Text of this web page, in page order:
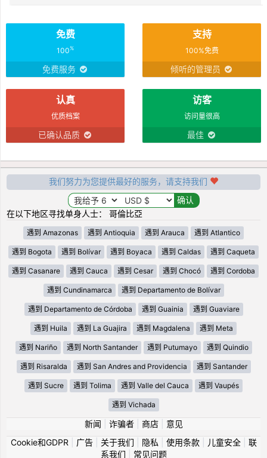
免费
100%
免费服务
支持
100%免费
倾听的管理员
认真
优质档案
已确认品质
访客
访问量很高
最佳
我们努力为您提供最好的服务，请支持我们
在以下地区寻找单身人士： 哥倫比亞
遇到 Amazonas 遇到 Antioquia 遇到 Arauca 遇到 Atlantico
遇到 Bogota 遇到 Bolívar 遇到 Boyaca 遇到 Caldas 遇到 Caqueta
遇到 Casanare 遇到 Cauca 遇到 Cesar 遇到 Chocó 遇到 Cordoba
遇到 Cundinamarca 遇到 Departamento de Bolívar
遇到 Departamento de Córdoba 遇到 Guainia 遇到 Guaviare
遇到 Huila 遇到 La Guajira 遇到 Magdalena 遇到 Meta
遇到 Nariño 遇到 North Santander 遇到 Putumayo 遇到 Quindio
遇到 Risaralda 遇到 San Andres and Providencia 遇到 Santander
遇到 Sucre 遇到 Tolima 遇到 Valle del Cauca 遇到 Vaupés
遇到 Vichada
新闻 诈骗者| 商店| 意见
Cookie和GDPR
广告| 关于我们 隐私 使用条款| 儿童安全| 联
系我们
常见问题